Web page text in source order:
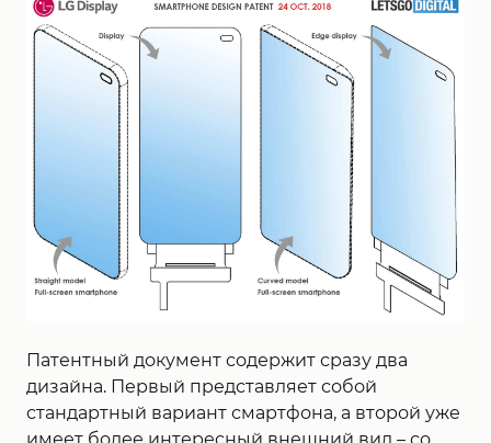
Патентный документ содержит сразу два
дизайна. Первый представляет собой
стандартный вариант смартфона, а второй уже